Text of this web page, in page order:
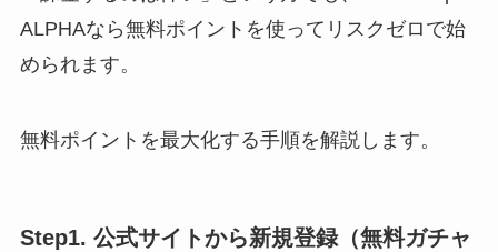
ALPHAなら無料ポイントを使ってリスクゼロで始
められます。
無料ポイントを最大化する手順を解説します。
Step1. 公式サイトから新規登録（無料ガチャ